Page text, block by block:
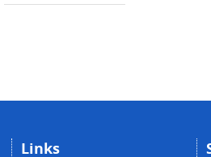
Links